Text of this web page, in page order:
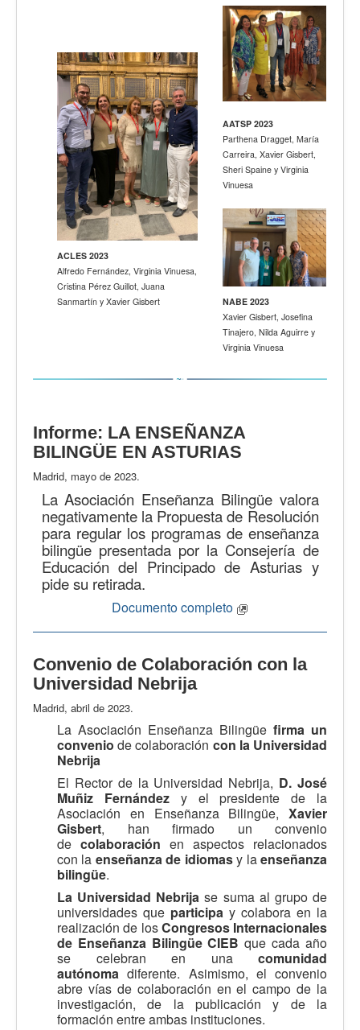
ACLES 2023
Alfredo Fernández, Virginia Vinuesa,
Cristina Pérez Guillot, Juana
Sanmartín y Xavier Gisbert
AATSP 2023
Parthena Dragget, María
Carreira, Xavier Gisbert,
Sheri Spaine y Virginia
Vinuesa
NABE 2023
Xavier Gisbert, Josefina
Tinajero, Nilda Aguirre y
Virginia Vinuesa
Informe: LA ENSEÑANZA
BILINGÜE EN ASTURIAS
Madrid, mayo de 2023.
La Asociación Enseñanza Bilingüe valora
negativamente la Propuesta de Resolución
para regular los programas de enseñanza
bilingüe presentada por la Consejería de
Educación del Principado de Asturias y
pide su retirada.
Documento completo
Convenio de Colaboración con la
Universidad Nebrija
Madrid, abril de 2023.
La Asociación Enseñanza Bilingüe firma un
convenio de colaboración con la Universidad
Nebrija
El Rector de la Universidad Nebrija, D. José
Muñiz Fernándezy el presidente de la
Asociación en Enseñanza Bilingüe, Xavier
Gisbert, han firmado un convenio
de colaboración en aspectos relacionados
con la enseñanza de idiomasy laenseñanza
bilingüe.
La Universidad Nebrija se suma al grupo de
universidades que participa y colabora en la
realización de losCongresos Internacionales
de Enseñanza Bilingüe CIEB que cada año
se celebran en una comunidad
autónoma diferente. Asimismo, el convenio
abre vías de colaboración en el campo de la
investigación, de la publicación y de la
formación entre ambas instituciones.